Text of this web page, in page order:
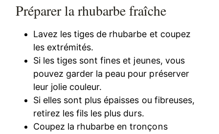
Préparer la rhubarbe fraîche
Lavez les tiges de rhubarbe et coupez
les extrémités.
Si les tiges sont fines et jeunes, vous
pouvez garder la peau pour préserver
leur jolie couleur.
Si elles sont plus épaisses ou fibreuses,
retirez les fils les plus durs.
Coupez la rhubarbe en tronçons